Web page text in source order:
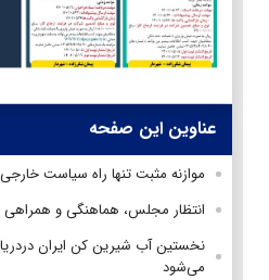
عناوین این صفحه
موازنه مثبت تنها راه سیاست خارجی
انتظار مجلس، هماهنگی و همراهی
می‌شود